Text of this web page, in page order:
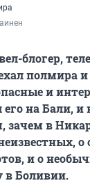
блогер,
полмира
и
его на Бали,
зачем в
о
и о
в Боливии.